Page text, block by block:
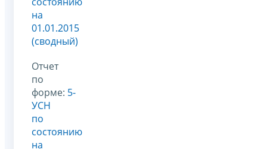
на
01.01.2015
(сводный)
Отчет
по
форме: 5-
УСН
по
состоянию
на